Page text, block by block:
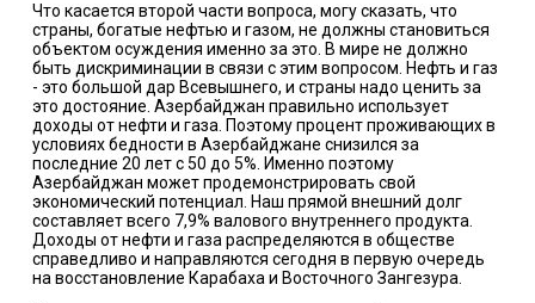
Что касается второй части вопроса, могу сказать, что
страны, богатые нефтью и газом, не должны становиться
объектом осуждения именно за это. В мире не должно
быть дискриминации в связи с этим вопросом. Нефть и газ
- это большой дар Всевышнего, и страны надо ценить за
это достояние. Азербайджан правильно использует
доходы от нефти и газа. Поэтому процент проживающих в
условиях бедности в Азербайджане снизился за
последние 20 лет с 50 до 5%. Именно поэтому
Азербайджан может продемонстрировать свой
экономический потенциал. Наш прямой внешний долг
составляет всего 7,9% валового внутреннего продукта.
Доходы от нефти и газа распределяются в обществе
справедливо и направляются сегодня в первую очередь
на восстановление Карабаха и Восточного Зангезура.